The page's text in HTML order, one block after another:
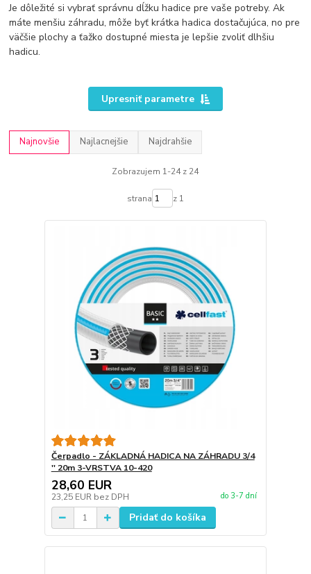
Je dôležité si vybrať správnu dĺžku hadice pre vaše potreby. Ak
máte menšiu záhradu, môže byť krátka hadica dostačujúca, no pre
väčšie plochy a ťažko dostupné miesta je lepšie zvoliť dlhšiu
hadicu.
Upresniť parametre
Najnovšie Najlacnejšie Najdrahšie
Zobrazujem 1-24 z 24
strana z 1
Čerpadlo - ZÁKLADNÁ HADICA NA ZÁHRADU 3/4
'' 20m 3-VRSTVA 10-420
28,60 EUR
23,25 EUR bez DPH do 3-7 dní
Pridať do košíka